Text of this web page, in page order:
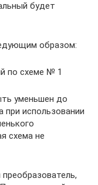
будет
образом:
по схеме № 1
уменьшен до
при использовании
схема не